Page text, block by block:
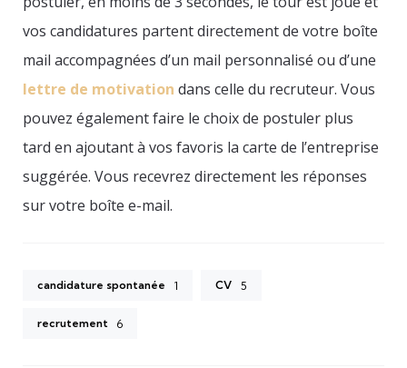
vos candidatures partent directement de votre boîte
mail accompagnées d’un mail personnalisé ou d’une
lettre de motivation dans celle du recruteur. Vous
pouvez également faire le choix de postuler plus
tard en ajoutant à vos favoris la carte de l’entreprise
suggérée. Vous recevrez directement les réponses
sur votre boîte e-mail.
candidature spontanée 1 CV 5
recrutement 6